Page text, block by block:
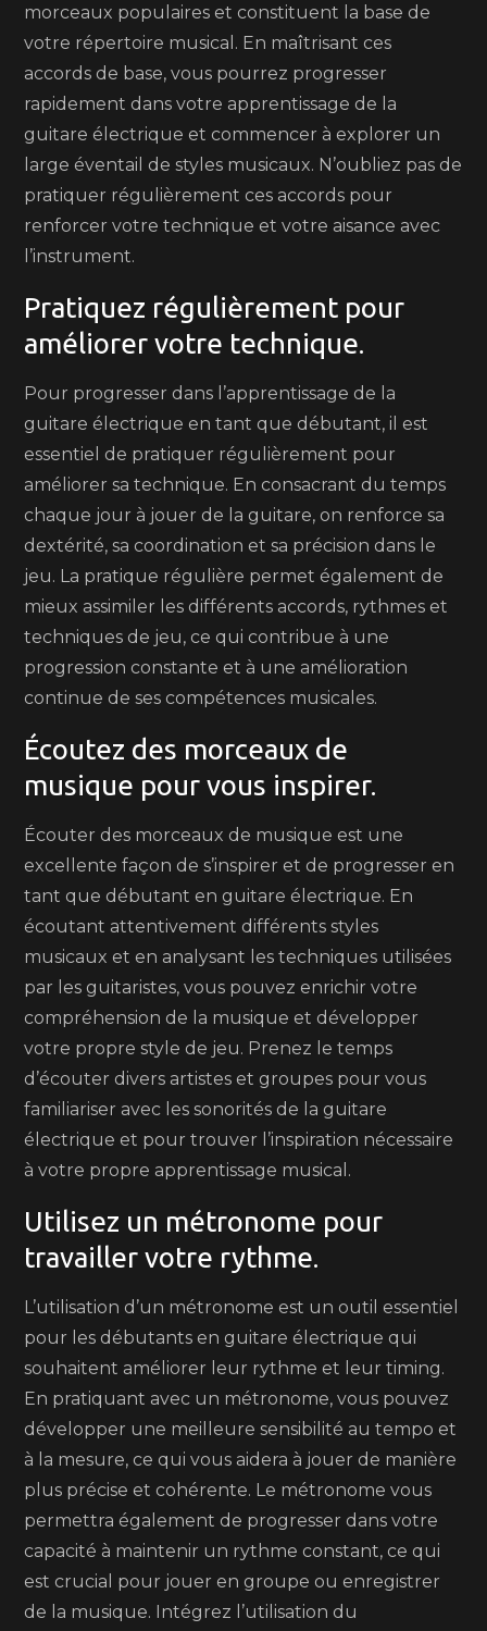
morceaux populaires et constituent la base de
votre répertoire musical. En maîtrisant ces
accords de base, vous pourrez progresser
rapidement dans votre apprentissage de la
guitare électrique et commencer à explorer un
large éventail de styles musicaux. N’oubliez pas de
pratiquer régulièrement ces accords pour
renforcer votre technique et votre aisance avec
l’instrument.
Pratiquez régulièrement pour
améliorer votre technique.
Pour progresser dans l’apprentissage de la
guitare électrique en tant que débutant, il est
essentiel de pratiquer régulièrement pour
améliorer sa technique. En consacrant du temps
chaque jour à jouer de la guitare, on renforce sa
dextérité, sa coordination et sa précision dans le
jeu. La pratique régulière permet également de
mieux assimiler les différents accords, rythmes et
techniques de jeu, ce qui contribue à une
progression constante et à une amélioration
continue de ses compétences musicales.
Écoutez des morceaux de
musique pour vous inspirer.
Écouter des morceaux de musique est une
excellente façon de s’inspirer et de progresser en
tant que débutant en guitare électrique. En
écoutant attentivement différents styles
musicaux et en analysant les techniques utilisées
par les guitaristes, vous pouvez enrichir votre
compréhension de la musique et développer
votre propre style de jeu. Prenez le temps
d’écouter divers artistes et groupes pour vous
familiariser avec les sonorités de la guitare
électrique et pour trouver l’inspiration nécessaire
à votre propre apprentissage musical.
Utilisez un métronome pour
travailler votre rythme.
L’utilisation d’un métronome est un outil essentiel
pour les débutants en guitare électrique qui
souhaitent améliorer leur rythme et leur timing.
En pratiquant avec un métronome, vous pouvez
développer une meilleure sensibilité au tempo et
à la mesure, ce qui vous aidera à jouer de manière
plus précise et cohérente. Le métronome vous
permettra également de progresser dans votre
capacité à maintenir un rythme constant, ce qui
est crucial pour jouer en groupe ou enregistrer
de la musique. Intégrez l’utilisation du